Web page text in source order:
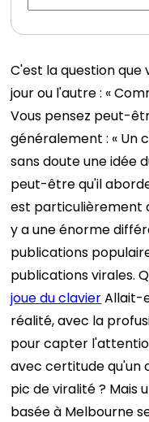
C'est la question que
jour ou l'autre : «
Vous pensez peut-
généralement : « Un
sans doute une idée
peut-être qu'il
est particulièrement
y a une énorme
publications
publications virales.
joue du clavierAllait-
réalité, avec la
pour capter
avec certitude qu'un
pic de viralité ? Mais
basée à Melbourne